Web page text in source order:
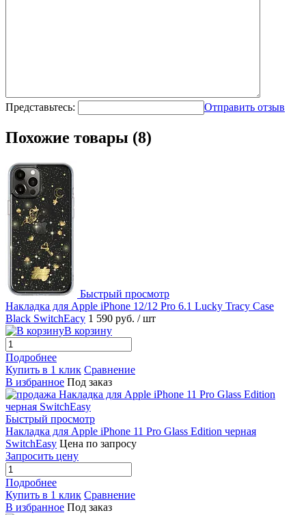
Представьтесь: Отправить отзыв
Похожие товары (8)
Быстрый просмотр
Накладка для Apple iPhone 12/12 Pro 6.1 Lucky Tracy Case
Black SwitchEacy 1 590 руб. / шт
В корзину
Подробнее
Купить в 1 клик Сравнение
В избранное Под заказ
Быстрый просмотр
Накладка для Apple iPhone 11 Pro Glass Edition черная
SwitchEasy Цена по запросу
Запросить цену
Подробнее
Купить в 1 клик Сравнение
В избранное Под заказ